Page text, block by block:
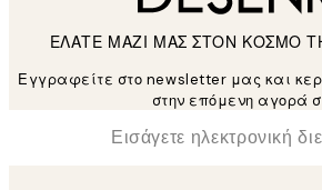
ΕΛΑΤΕ ΜΑΖΙ ΜΑΣ ΣΤΟΝ ΚΟΣΜΟ
Εγγραφείτε στο newsletter μας και
στην επόμενη αγορά
Ηλεκτρονική Διεύθυνση